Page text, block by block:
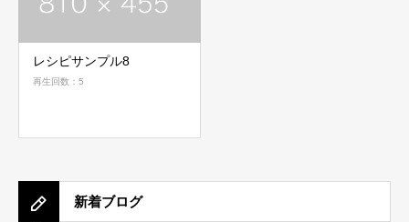
レシピサンプル8
再生回数：5
新着ブログ